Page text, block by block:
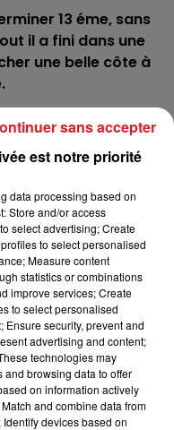
13 éme, sans
il a fini dans une
une belle côte à
ce genre d'épreuve,
peut le voir 5éme
est notre priorité
data processing based on
Store and/or access
select advertising; Create
to select personalised
Measure content
statistics or combinations
improve services; Create
to select personalised
Ensure security, prevent and
advertising and content;
technologies may
and browsing data to offer
on information actively
and combine data from
devices based on
sans accepter